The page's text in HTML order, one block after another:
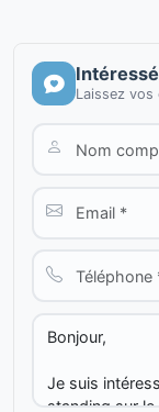
Laissez vos